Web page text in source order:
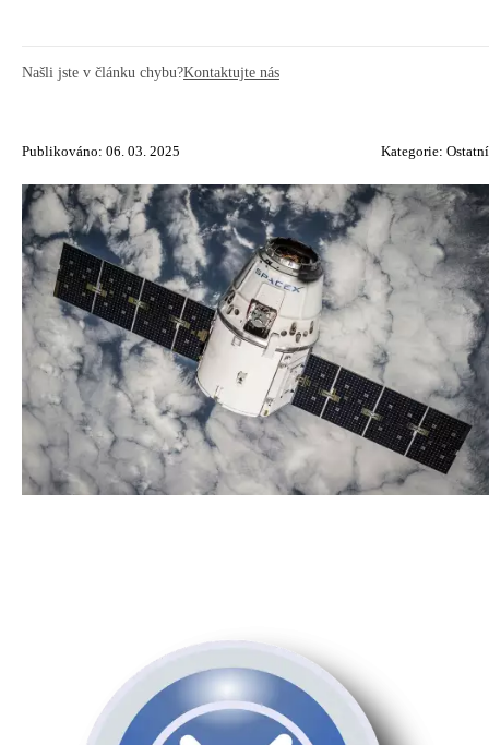
Našli jste v článku chybu?Kontaktujte nás
Publikováno: 06. 03. 2025 Kategorie: Ostatní